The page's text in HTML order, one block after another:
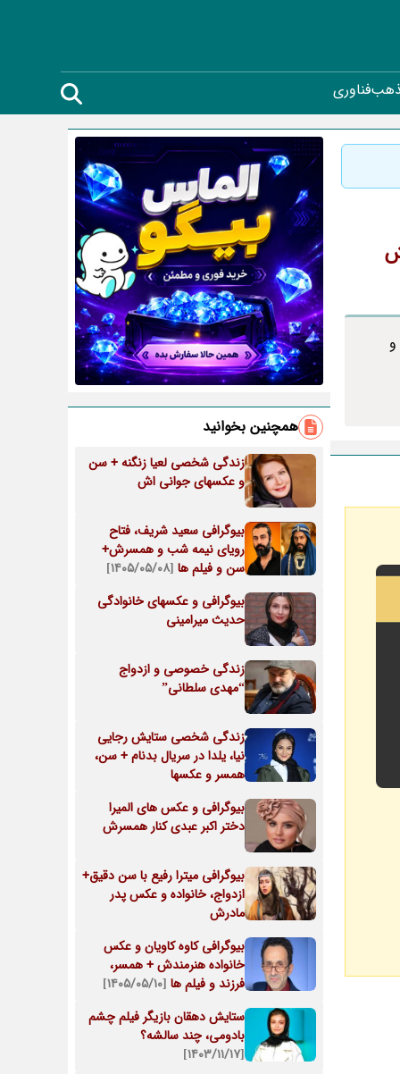
فناوری
همچنین بخوانید
زندگی شخصی لعیا زنگنه + سن
و عکسهای جوانی اش
بیوگرافی سعید شریف، فتاح
رویای نیمه شب و همسرش+
سن و فیلم ها [۱۴۰۵/۰۵/۰۸]
بیوگرافی و عکسهای خانوادگی
حدیث میرامینی
زندگی خصوصی و ازدواج
“مهدی سلطانی”
زندگی شخصی ستایش رجایی
نیا، یلدا در سریال بدنام + سن،
همسر و عکسها
بیوگرافی و عکس های المیرا
دختر اکبر عبدی کنار همسرش
بیوگرافی میترا رفیع با سن دقیق+
ازدواج، خانواده و عکس پدر
مادرش
بیوگرافی کاوه کاویان و عکس
خانواده هنرمندش + همسر،
فرزند و فیلم ها [۱۴۰۵/۰۵/۱۰]
ستایش دهقان بازیگر فیلم چشم
بادومی، چند سالشه؟
[۱۴۰۳/۱۱/۱۷]